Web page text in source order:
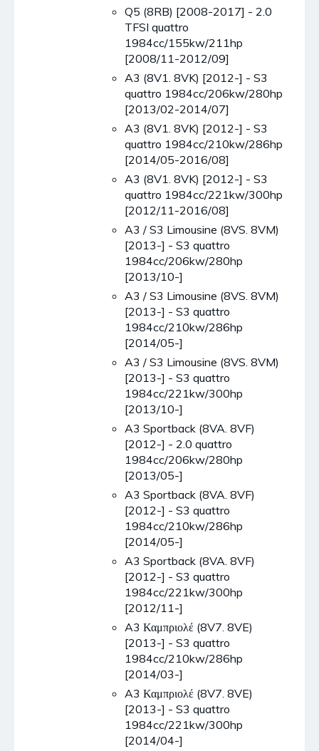
Q5 (8RB) [2008-2017] - 2.0
TFSI quattro
1984cc/155kw/211hp
[2008/11-2012/09]
A3 (8V1. 8VK) [2012-] - S3
quattro 1984cc/206kw/280hp
[2013/02-2014/07]
A3 (8V1. 8VK) [2012-] - S3
quattro 1984cc/210kw/286hp
[2014/05-2016/08]
A3 (8V1. 8VK) [2012-] - S3
quattro 1984cc/221kw/300hp
[2012/11-2016/08]
A3 / S3 Limousine (8VS. 8VM)
[2013-] - S3 quattro
1984cc/206kw/280hp
[2013/10-]
A3 / S3 Limousine (8VS. 8VM)
[2013-] - S3 quattro
1984cc/210kw/286hp
[2014/05-]
A3 / S3 Limousine (8VS. 8VM)
[2013-] - S3 quattro
1984cc/221kw/300hp
[2013/10-]
A3 Sportback (8VA. 8VF)
[2012-] - 2.0 quattro
1984cc/206kw/280hp
[2013/05-]
A3 Sportback (8VA. 8VF)
[2012-] - S3 quattro
1984cc/210kw/286hp
[2014/05-]
A3 Sportback (8VA. 8VF)
[2012-] - S3 quattro
1984cc/221kw/300hp
[2012/11-]
A3 Καμπριολέ (8V7. 8VE)
[2013-] - S3 quattro
1984cc/210kw/286hp
[2014/03-]
A3 Καμπριολέ (8V7. 8VE)
[2013-] - S3 quattro
1984cc/221kw/300hp
[2014/04-]